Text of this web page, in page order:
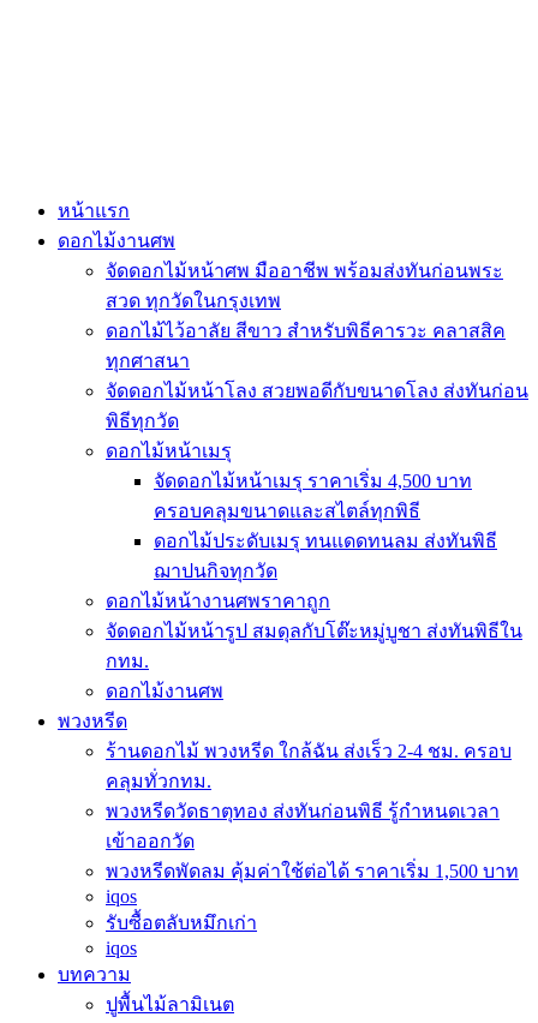
หน้าแรก
ดอกไม้งานศพ
จัดดอกไม้หน้าศพ มืออาชีพ พร้อมส่งทันก่อนพระ
สวด ทุกวัดในกรุงเทพ
ดอกไม้ไว้อาลัย สีขาว สำหรับพิธีคารวะ คลาสสิค
ทุกศาสนา
จัดดอกไม้หน้าโลง สวยพอดีกับขนาดโลง ส่งทันก่อน
พิธีทุกวัด
ดอกไม้หน้าเมรุ
จัดดอกไม้หน้าเมรุ ราคาเริ่ม 4,500 บาท
ครอบคลุมขนาดและสไตล์ทุกพิธี
ดอกไม้ประดับเมรุ ทนแดดทนลม ส่งทันพิธี
ฌาปนกิจทุกวัด
ดอกไม้หน้างานศพราคาถูก
จัดดอกไม้หน้ารูป สมดุลกับโต๊ะหมู่บูชา ส่งทันพิธีใน
กทม.
ดอกไม้งานศพ
พวงหรีด
ร้านดอกไม้ พวงหรีด ใกล้ฉัน ส่งเร็ว 2-4 ชม. ครอบ
คลุมทั่วกทม.
พวงหรีดวัดธาตุทอง ส่งทันก่อนพิธี รู้กำหนดเวลา
เข้าออกวัด
พวงหรีดพัดลม คุ้มค่าใช้ต่อได้ ราคาเริ่ม 1,500 บาท
iqos
รับซื้อตลับหมึกเก่า
iqos
บทความ
ปูพื้นไม้ลามิเนต